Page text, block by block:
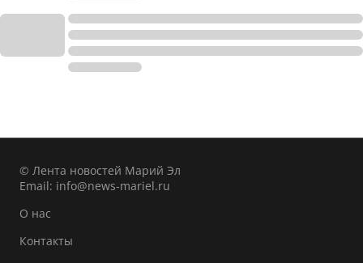
© Лента новостей Марий Эл
Email: info@news-mariel.ru
О нас
Контакты